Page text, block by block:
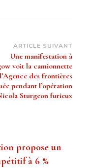
ARTICLE SUIVANT
Une manifestation à
voit la camionnette
des frontières
pendant l’opération
Sturgeon furieux
propose un
à 6 %